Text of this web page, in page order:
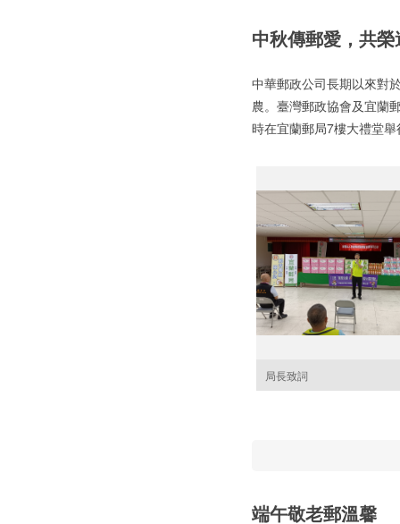
中秋傳郵愛，共
中華郵政公司長期以來對
農。臺灣郵政協會及宜蘭
時在宜蘭郵局7樓大禮堂
局長致詞
端午敬老郵溫馨